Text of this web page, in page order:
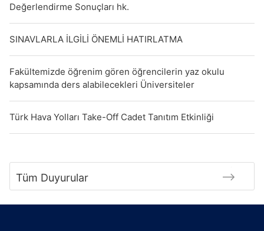
Değerlendirme Sonuçları hk.
SINAVLARLA İLGİLİ ÖNEMLİ HATIRLATMA
Fakültemizde öğrenim gören öğrencilerin yaz okulu
kapsamında ders alabilecekleri Üniversiteler
Türk Hava Yolları Take-Off Cadet Tanıtım Etkinliği
Tüm Duyurular